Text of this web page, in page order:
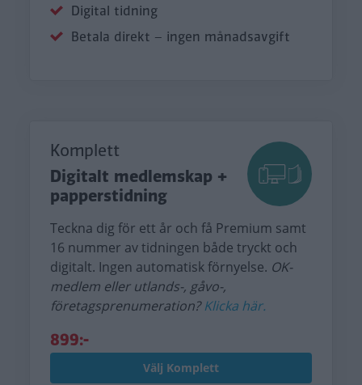
Digital tidning
Betala direkt – ingen månadsavgift
Komplett
Digitalt medlemskap +
papperstidning
Teckna dig för ett år och få Premium samt
16 nummer av tidningen både tryckt och
digitalt. Ingen automatisk förnyelse. OK-
medlem eller utlands-, gåvo-,
företagsprenumeration?Klicka här.
899:-
Välj Komplett